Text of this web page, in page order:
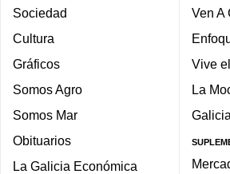
Sociedad
Cultura
Gráficos
Somos Agro
Somos Mar
Obituarios
La Galicia Económica
Ven A
Vive
La